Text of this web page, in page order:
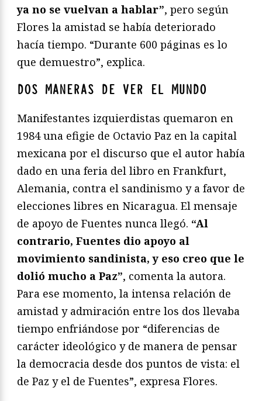
ya no se vuelvan a hablar”, pero según
Flores la amistad se había deteriorado
hacía tiempo. “Durante 600 páginas es lo
que demuestro”, explica.
DOS MANERAS DE VER EL MUNDO
Manifestantes izquierdistas quemaron en
1984 una efigie de Octavio Paz en la capital
mexicana por el discurso que el autor había
dado en una feria del libro en Frankfurt,
Alemania, contra el sandinismo y a favor de
elecciones libres en Nicaragua. El mensaje
de apoyo de Fuentes nunca llegó. “Al
contrario, Fuentes dio apoyo al
movimiento sandinista, y eso creo que le
dolió mucho a Paz”, comenta la autora.
Para ese momento, la intensa relación de
amistad y admiración entre los dos llevaba
tiempo enfriándose por “diferencias de
carácter ideológico y de manera de pensar
la democracia desde dos puntos de vista: el
de Paz y el de Fuentes”, expresa Flores.